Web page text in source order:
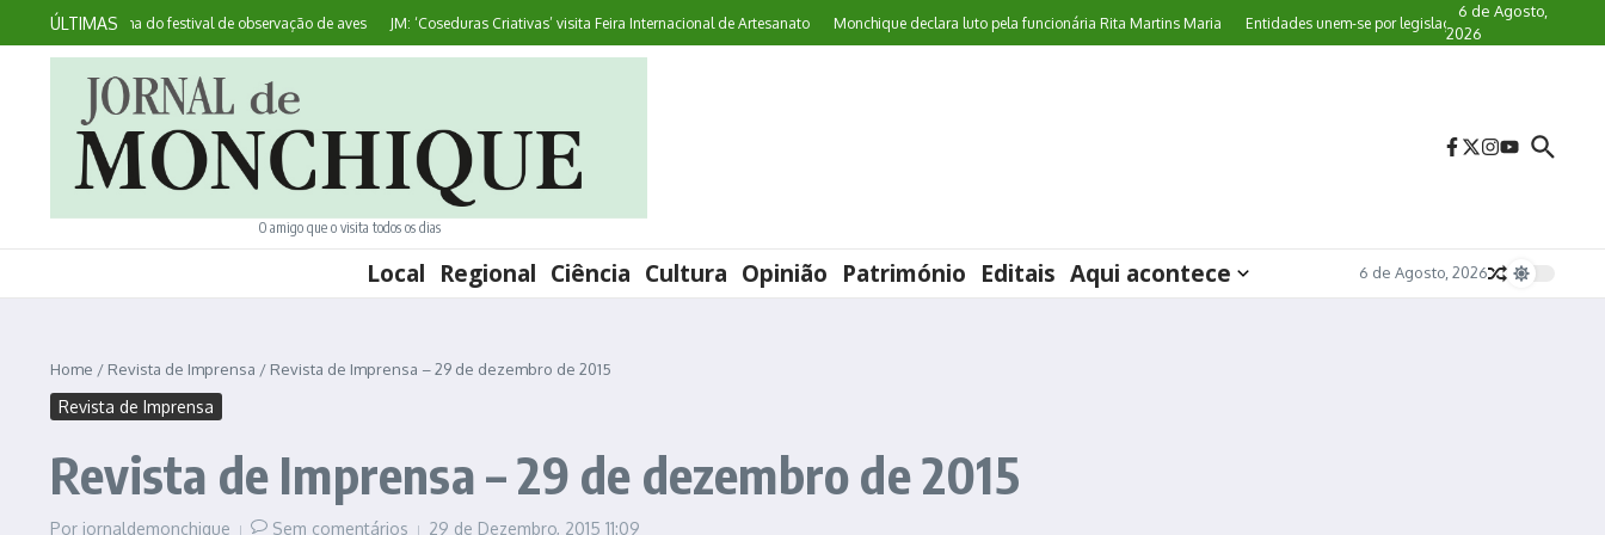
Ir para o conteúdo
ÚLTIMAS
programa do festival de observação de aves JM: ‘Coseduras Criativas’ visita Feira Internacional de Artesanato Monchique declara luto pela funcionária Rita Martins Maria Entidades unem-se por legislação específica de proteção
6 de Agosto,
2026
O amigo que o visita todos os dias
Local Regional Ciência Cultura Opinião Património Editais Aqui acontece 6 de Agosto, 2026
Home / Revista de Imprensa / Revista de Imprensa – 29 de dezembro de 2015
Revista de Imprensa
Revista de Imprensa – 29 de dezembro de 2015
Por jornaldemonchique Sem comentários 29 de Dezembro, 2015 11:09